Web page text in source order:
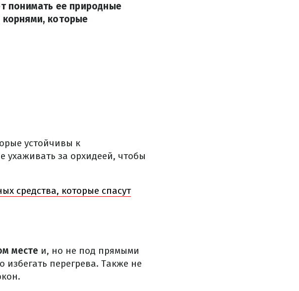
понимать ее природные
которые
устойчивы к
ухаживать за орхидеей, чтобы
средства, которые спасут
месте и, но не под прямыми
перегрева. Также не